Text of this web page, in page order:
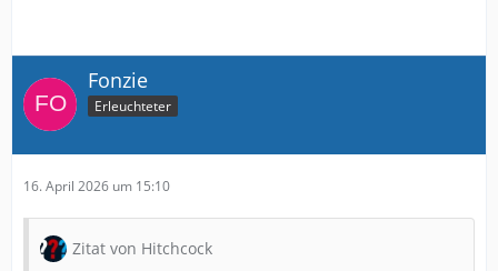
Fonzie
Erleuchteter
16. April 2026 um 15:10
Zitat von Hitchcock